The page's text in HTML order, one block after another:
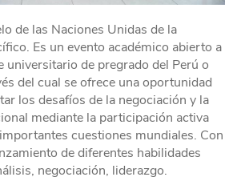
de las Naciones Unidas de la
Es un evento académico abierto a
universitario de pregrado del Perú o
del cual se ofrece una oportunidad
los desafíos de la negociación y la
mediante la participación activa
cuestiones mundiales. Con
de diferentes habilidades
negociación, liderazgo.